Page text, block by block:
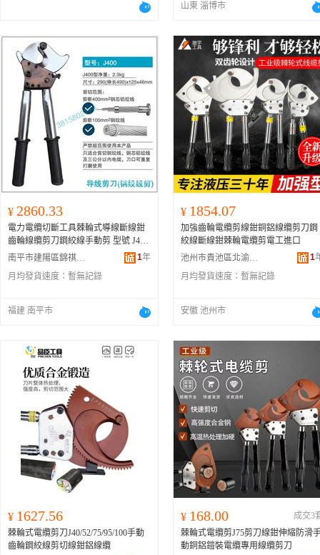
山東 淄博市
¥ 2860.33
電力電纜切斷工具棘輪式導線斷線鉗
齒輪線纜剪刀鋼絞線手動剪 型號 J400
直柄剪刀-J400直柄剪刀-J400直柄剪
刀、J400伸縮柄剪刀-J400伸縮柄剪刀-
J400伸縮柄剪刀、J630直柄剪刀-J630
剪刀-J630伸縮柄剪刀-J630伸縮柄剪
刀、J13導線剪刀-J13導線剪刀-J13導
5導線剪刀、J30導線剪刀-J30導線剪
刀-J30導線剪刀、J50導線剪刀-J50導
線剪刀-J50導線剪刀、J40電纜剪刀-J4
0電纜剪刀-J40電纜剪刀、J40A電纜剪
刀-J40A電纜剪刀-J40A電纜剪刀、J52
電纜剪刀-J52電纜剪刀-J52電纜剪刀、
J75電纜剪刀
J75電纜剪刀-J75電纜剪
、J95電纜剪刀-J95電纜剪刀-J95電
纜剪刀、J100電纜剪刀-J100電纜剪刀-
J100電纜剪刀、J130電纜剪刀-J130電
纜剪刀-J130電纜剪刀、SDJ-80液壓剪
刀-SDJ-80液壓剪刀-SDJ-80液壓剪
動液壓剪刀-CPC-75手動液壓剪刀、C
PC-40BL手動液壓剪刀-CPC-40BL手動
液壓剪刀-CPC-40BL手動液壓剪刀、D
-300小型電纜剪刀-D-300小型電纜剪
南平市建陽區錦祺霖百貨商行 1年
月均發貨速度： 暫無記錄
福建 南平市
¥ 1854.07
加強齒輪電纜剪線鉗銅鋁線纜剪刀鋼
絞線斷線鉗棘輪電纜剪電工進口
池州市貴池區北渝貿易商行
1
月均發貨速度： 暫無記錄
安徽 池州市
¥ 1627.56
棘輪式電纜剪刀J40/52/75/95/100手動
齒輪鋼絞線剪切線鉗鋁線纜
¥ 168.00
成交3
棘輪式電纜剪J75剪刀線鉗伸縮防滑
動銅鋁鎧裝電纜專用線纜剪刀